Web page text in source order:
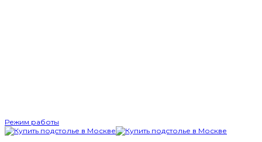
Режим работы